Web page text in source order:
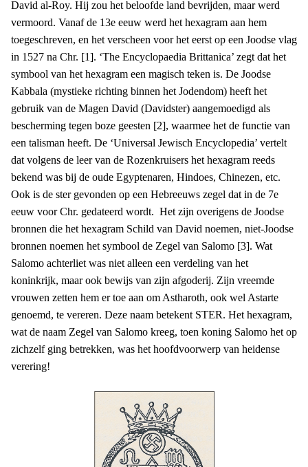
David al-Roy. Hij zou het beloofde land bevrijden, maar werd
vermoord. Vanaf de 13e eeuw werd het hexagram aan hem
toegeschreven, en het verscheen voor het eerst op een Joodse vlag
in 1527 na Chr. [1]. ‘The Encyclopaedia Brittanica’ zegt dat het
symbool van het hexagram een magisch teken is. De Joodse
Kabbala (mystieke richting binnen het Jodendom) heeft het
gebruik van de Magen David (Davidster) aangemoedigd als
bescherming tegen boze geesten [2], waarmee het de functie van
een talisman heeft. De ‘Universal Jewisch Encyclopedia’ vertelt
dat volgens de leer van de Rozenkruisers het hexagram reeds
bekend was bij de oude Egyptenaren, Hindoes, Chinezen, etc.
Ook is de ster gevonden op een Hebreeuws zegel dat in de 7e
eeuw voor Chr. gedateerd wordt. Het zijn overigens de Joodse
bronnen die het hexagram Schild van David noemen, niet-Joodse
bronnen noemen het symbool de Zegel van Salomo [3]. Wat
Salomo achterliet was niet alleen een verdeling van het
koninkrijk, maar ook bewijs van zijn afgoderij. Zijn vreemde
vrouwen zetten hem er toe aan om Astharoth, ook wel Astarte
genoemd, te vereren. Deze naam betekent STER. Het hexagram,
wat de naam Zegel van Salomo kreeg, toen koning Salomo het op
zichzelf ging betrekken, was het hoofdvoorwerp van heidense
verering!